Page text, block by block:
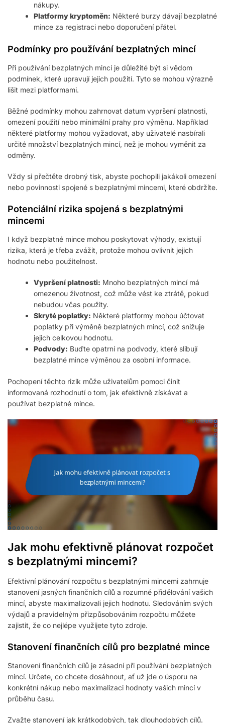
nákupy.
Platformy kryptoměn: Některé burzy dávají bezplatné
mince za registraci nebo doporučení přátel.
Podmínky pro používání bezplatných mincí
Při používání bezplatných mincí je důležité být si vědom
podmínek, které upravují jejich použití. Tyto se mohou výrazně
lišit mezi platformami.
Běžné podmínky mohou zahrnovat datum vypršení platnosti,
omezení použití nebo minimální prahy pro výměnu. Například
některé platformy mohou vyžadovat, aby uživatelé nasbírali
určité množství bezplatných mincí, než je mohou vyměnit za
odměny.
Vždy si přečtěte drobný tisk, abyste pochopili jakákoli omezení
nebo povinnosti spojené s bezplatnými mincemi, které obdržíte.
Potenciální rizika spojená s bezplatnými
mincemi
I když bezplatné mince mohou poskytovat výhody, existují
rizika, která je třeba zvážit, protože mohou ovlivnit jejich
hodnotu nebo použitelnost.
Vypršení platnosti: Mnoho bezplatných mincí má
omezenou životnost, což může vést ke ztrátě, pokud
nebudou včas použity.
Skryté poplatky: Některé platformy mohou účtovat
poplatky při výměně bezplatných mincí, což snižuje
jejich celkovou hodnotu.
Podvody: Buďte opatrní na podvody, které slibují
bezplatné mince výměnou za osobní informace.
Pochopení těchto rizik může uživatelům pomoci činit
informovaná rozhodnutí o tom, jak efektivně získávat a
používat bezplatné mince.
Jak mohu efektivně plánovat rozpočet
s bezplatnými mincemi?
Efektivní plánování rozpočtu s bezplatnými mincemi zahrnuje
stanovení jasných finančních cílů a rozumné přidělování vašich
mincí, abyste maximalizovali jejich hodnotu. Sledováním svých
výdajů a pravidelným přizpůsobováním rozpočtu můžete
zajistit, že co nejlépe využijete tyto zdroje.
Stanovení finančních cílů pro bezplatné mince
Stanovení finančních cílů je zásadní při používání bezplatných
mincí. Určete, co chcete dosáhnout, ať už jde o úsporu na
konkrétní nákup nebo maximalizaci hodnoty vašich mincí v
průběhu času.
Zvažte stanovení jak krátkodobých, tak dlouhodobých cílů.